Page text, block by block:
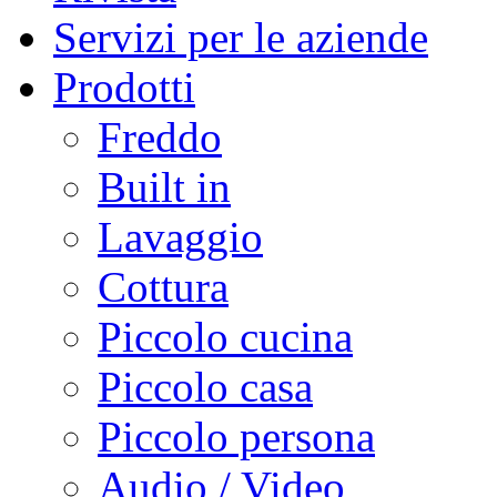
Servizi per le aziende
Prodotti
Freddo
Built in
Lavaggio
Cottura
Piccolo cucina
Piccolo casa
Piccolo persona
Audio / Video